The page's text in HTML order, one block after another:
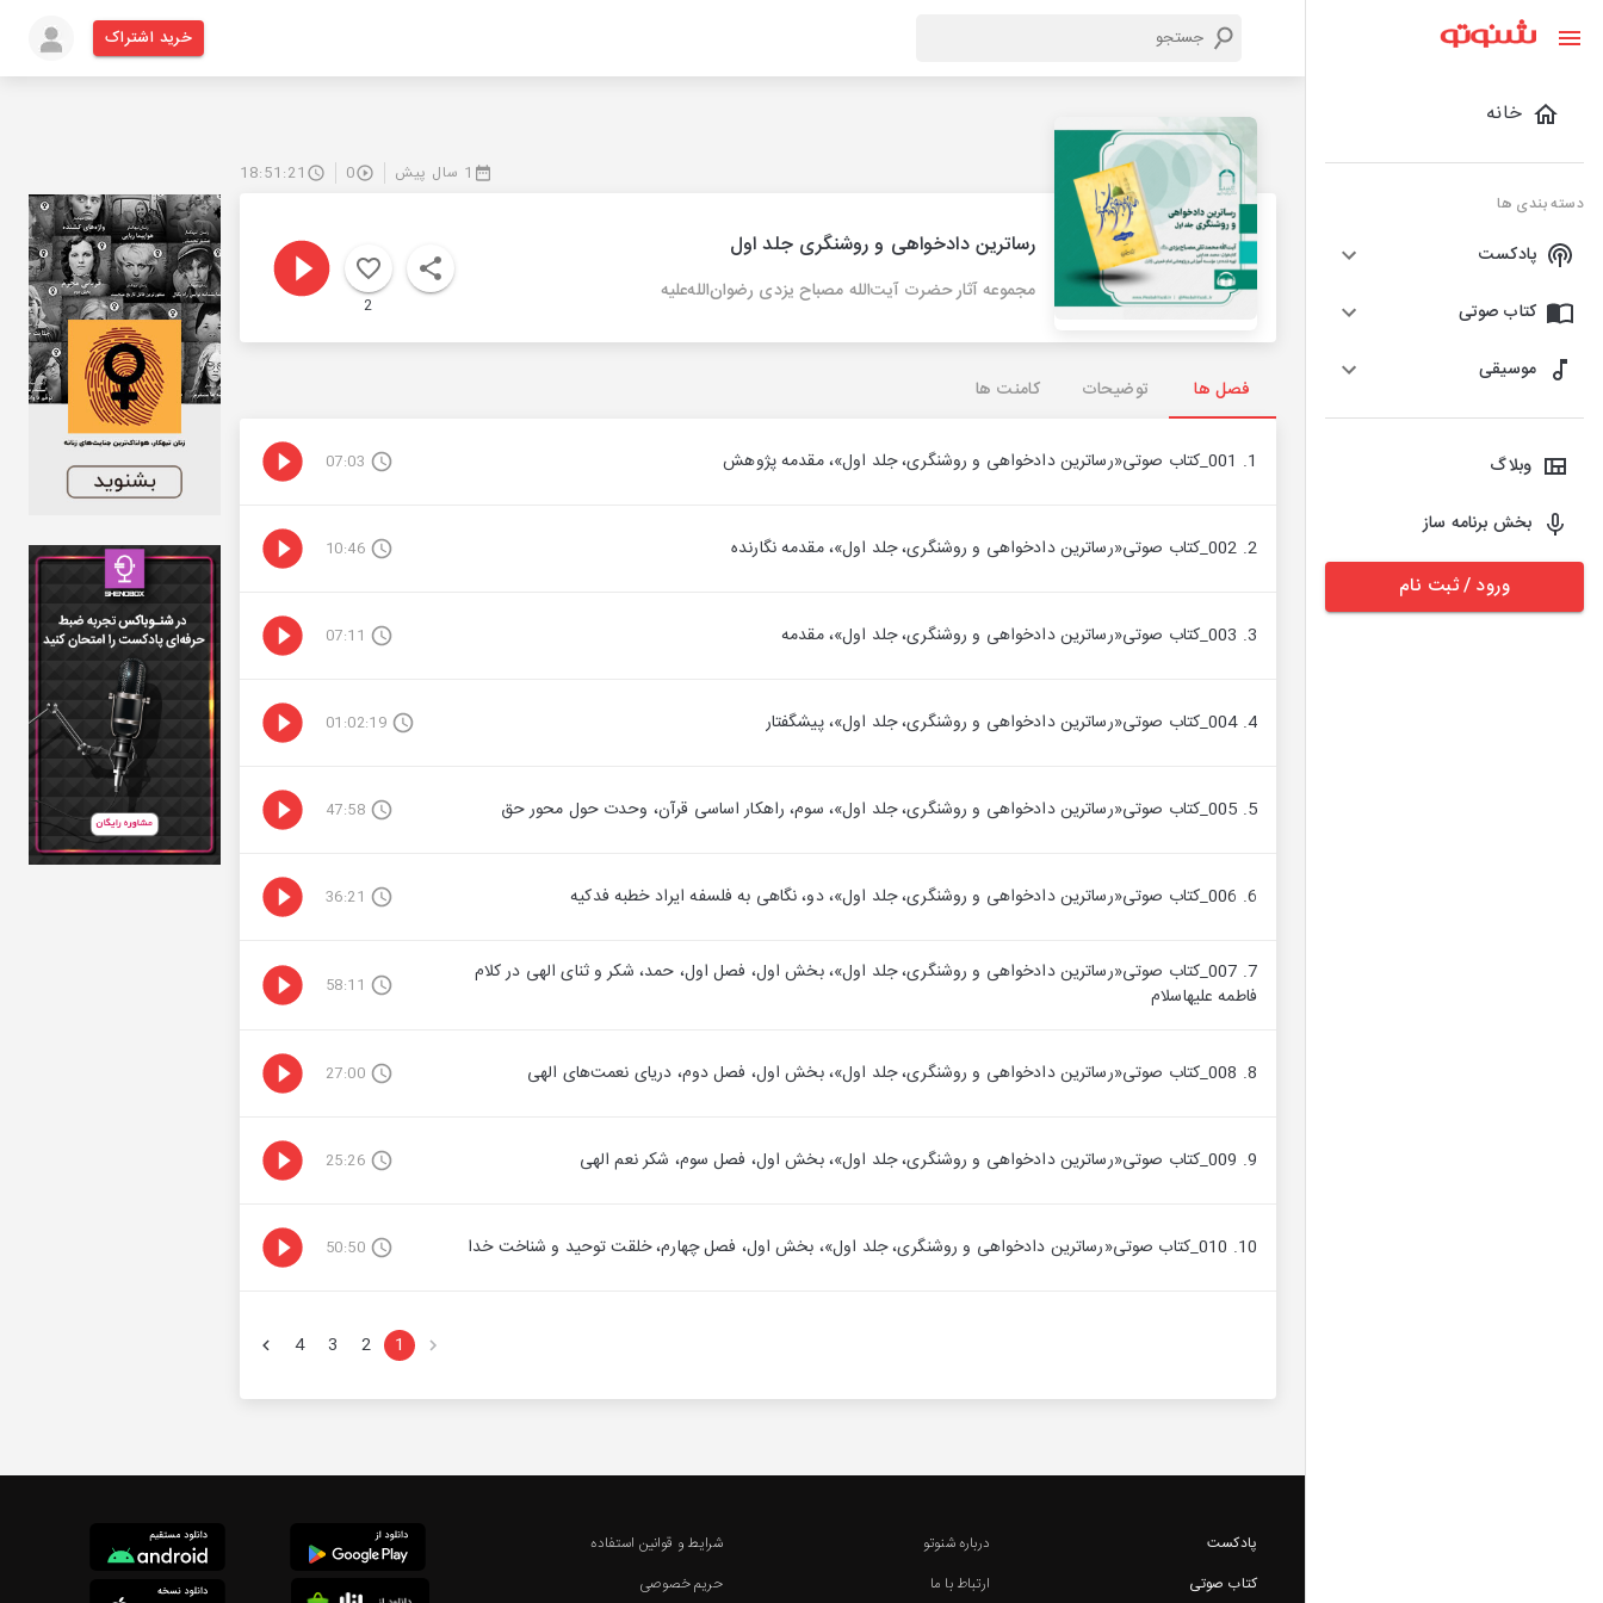
خانه
دسته بندی ها
پادکست
کتاب صوتی
موسیقی
وبلاگ
بخش برنامه ساز
ورود / ثبت نام
خرید اشتراک
1 سال پیش 0
18:51:21
رساترین دادخواهی و روشنگری جلد اول
مجموعه آثار حضرت آیت‌الله مصباح یزدی رضوان‌الله‌علیه
2
فصل ها توضیحات کامنت ها
1. 001_کتاب صوتی«رساترین داد‌خواهی و روشنگری، جلد اول»، مقدمه پژوهش 07:03
2. 002_کتاب صوتی«رساترین داد‌خواهی و روشنگری، جلد اول»، مقدمه نگارنده 10:46
3. 003_کتاب صوتی«رساترین داد‌خواهی و روشنگری، جلد اول»، مقدمه 07:11
4. 004_کتاب صوتی«رساترین داد‌خواهی و روشنگری، جلد اول»، پیشگفتار 01:02:19
5. 005_کتاب صوتی«رساترین داد‌خواهی و روشنگری، جلد اول»، سوم، راهکار اساسی قرآن، وحدت حول محور حق 47:58
6. 006_کتاب صوتی«رساترین داد‌خواهی و روشنگری، جلد اول»، دو، نگاهی به فلسفه ایراد خطبه فدکیه 36:21
7. 007_کتاب صوتی«رساترین داد‌خواهی و روشنگری، جلد اول»، بخش اول، فصل اول، حمد، شکر و ثنای الهی در کلام
فاطمه علیها‌سلام
58:11
8. 008_کتاب صوتی«رساترین داد‌خواهی و روشنگری، جلد اول»، بخش اول، فصل دوم، دریای نعمت‌های الهی 27:00
9. 009_کتاب صوتی«رساترین داد‌خواهی و روشنگری، جلد اول»، بخش اول، فصل سوم، شکر نعم الهی 25:26
10. 010_کتاب صوتی«رساترین داد‌خواهی و روشنگری، جلد اول»، بخش اول، فصل چهارم، خلقت توحید و شناخت خدا 50:50
1
2
3
4
پادکست
کتاب صوتی
درباره شنوتو
ارتباط با ما
شرایط و قوانین استفاده
حریم خصوصی